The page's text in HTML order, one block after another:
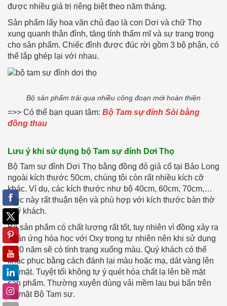
được nhiều giá trị riêng biệt theo năm tháng.
Sản phẩm lấy hoa văn chủ đạo là con Dơi và chữ Thọ
xung quanh thân đỉnh, tăng tính thẩm mĩ và sự trang trọng
cho sản phẩm. Chiếc đỉnh được đúc rời gồm 3 bộ phận, có
thể lắp ghép lại với nhau.
Bộ sản phẩm trải qua nhiều công đoạn mới hoàn thiện
=>> Có thể bạn quan tâm: Bộ Tam sự đỉnh Sòi bằng
đồng thau
Lưu ý khi sử dụng bộ Tam sự đỉnh Dơi Thọ
Bộ Tam sự đỉnh Dơi Thọ bằng đồng đỏ giả cổ tại Bảo Long
ngoài kích thước 50cm, chúng tôi còn rất nhiều kích cỡ
khác. Ví dụ, các kích thước như bộ 40cm, 60cm, 70cm,…
Việc này rất thuận tiện và phù hợp với kích thước bàn thờ
quý khách.
Bộ sản phẩm có chất lượng rất tốt, tuy nhiên vì đồng xảy ra
phản ứng hóa học với Oxy trong tự nhiên nên khi sử dụng
7-10 năm sẽ có tình trạng xuống màu. Quý khách có thể
khắc phục bằng cách đánh lại màu hoặc mạ, dát vàng lên
bề mặt. Tuyệt tối không tự ý quét hóa chất lạ lên bề mặt
sản phẩm. Thường xuyên dùng vải mềm lau bụi bẩn trên
bề mặt Bộ Tam sự.